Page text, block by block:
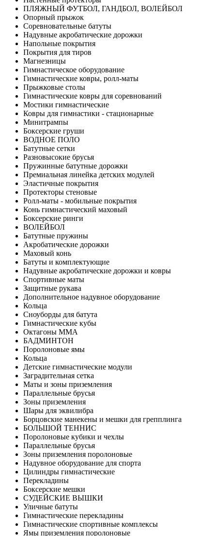
ПЛЯЖНЫЙ ФУТБОЛ, ГАНДБОЛ, ВОЛЕЙБОЛ
Опорный прыжок
Соревновательные батуты
Надувные акробатические дорожки
Напольные покрытия
Покрытия для тиров
Магнезницы
Гимнастическое оборудование
Гимнастические ковры, ролл-маты
Прыжковые столы
Гимнастические ковры для соревнований
Мостики гимнастические
Ковры для гимнастики - стационарные
Минитрампы
Боксерские груши
ВОДНОЕ ПОЛО
Батутные сетки
Разновысокие брусья
Пружинные батутные дорожки
Премиальная линейка детских модулей
Эластичные покрытия
Протекторы стеновые
Ролл-маты - мобильные покрытия
Конь гимнастический маховый
Боксерские ринги
ВОЛЕЙБОЛ
Батутные пружины
Акробатические дорожки
Маховый конь
Батуты и комплектующие
Надувные акробатические дорожки и ковры
Спортивные маты
Защитные рукава
Дополнительное надувное оборудование
Кольца
Сноуборды для батута
Гимнастические кубы
Октагоны MMA
БАДМИНТОН
Поролоновые ямы
Кольца
Детские гимнастические модули
Заградительная сетка
Маты и зоны приземления
Параллельные брусья
Зоны приземления
Шары для эквилибра
Борцовские манекены и мешки для грепплинга
БОЛЬШОЙ ТЕННИС
Поролоновые кубики и чехлы
Параллельные брусья
Зоны приземления поролоновые
Надувное оборудование для спорта
Цилиндры гимнастические
Перекладины
Боксерские мешки
СУДЕЙСКИЕ ВЫШКИ
Уличные батуты
Гимнастические перекладины
Гимнастические спортивные комплексы
Ямы приземления поролоновые